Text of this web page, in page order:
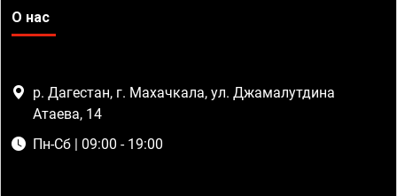
О нас
р. Дагестан, г. Махачкала, ул. Джамалутдина
Атаева, 14
Пн-Сб | 09:00 - 19:00